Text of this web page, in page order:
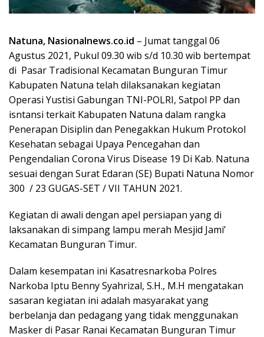
Natuna, Nasionalnews.co.id – Jumat tanggal 06
Agustus 2021, Pukul 09.30 wib s/d 10.30 wib bertempat
di Pasar Tradisional Kecamatan Bunguran Timur
Kabupaten Natuna telah dilaksanakan kegiatan
Operasi Yustisi Gabungan TNI-POLRI, Satpol PP dan
isntansi terkait Kabupaten Natuna dalam rangka
Penerapan Disiplin dan Penegakkan Hukum Protokol
Kesehatan sebagai Upaya Pencegahan dan
Pengendalian Corona Virus Disease 19 Di Kab. Natuna
sesuai dengan Surat Edaran (SE) Bupati Natuna Nomor
300 / 23 GUGAS-SET / VII TAHUN 2021.
Kegiatan di awali dengan apel persiapan yang di
laksanakan di simpang lampu merah Mesjid Jami’
Kecamatan Bunguran Timur.
Dalam kesempatan ini Kasatresnarkoba Polres
Narkoba Iptu Benny Syahrizal, S.H., M.H mengatakan
sasaran kegiatan ini adalah masyarakat yang
berbelanja dan pedagang yang tidak menggunakan
Masker di Pasar Ranai Kecamatan Bunguran Timur